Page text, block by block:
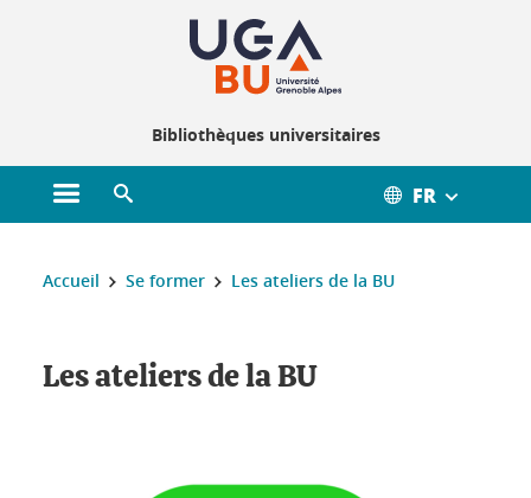
Bibliothèques universitaires
Ouvrir le menu principal FR
Vous êtes ici :
Accueil Se former Les ateliers de la BU
Les ateliers de la BU